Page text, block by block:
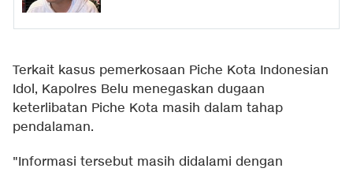
Terkait kasus pemerkosaan Piche Kota Indonesian
Idol, Kapolres Belu menegaskan dugaan
keterlibatan Piche Kota masih dalam tahap
pendalaman.
"Informasi tersebut masih didalami dengan